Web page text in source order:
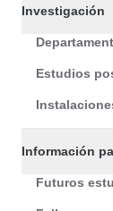
Investigación
Estudios
Información
Futuros